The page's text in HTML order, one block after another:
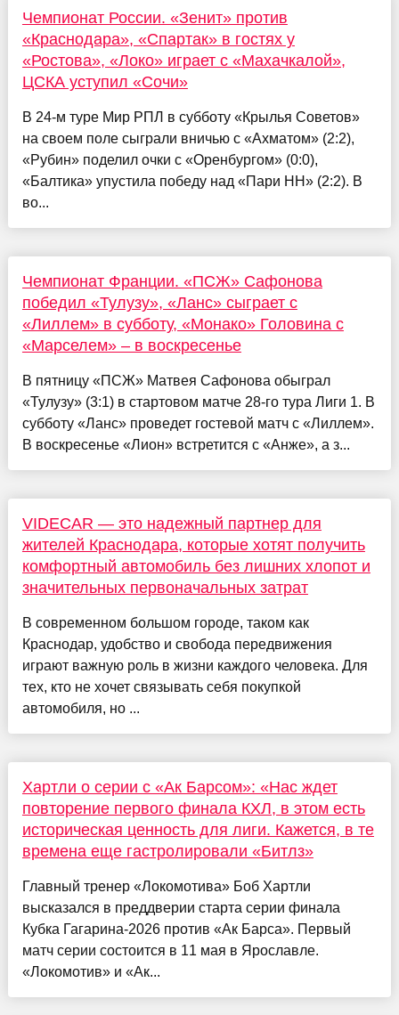
Чемпионат России. «Зенит» против
«Краснодара», «Спартак» в гостях у
«Ростова», «Локо» играет с «Махачкалой»,
ЦСКА уступил «Сочи»
В 24-м туре Мир РПЛ в субботу «Крылья Советов»
на своем поле сыграли вничью с «Ахматом» (2:2),
«Рубин» поделил очки с «Оренбургом» (0:0),
«Балтика» упустила победу над «Пари НН» (2:2). В
во...
Чемпионат Франции. «ПСЖ» Сафонова
победил «Тулузу», «Ланс» сыграет с
«Лиллем» в субботу, «Монако» Головина с
«Марселем» – в воскресенье
В пятницу «ПСЖ» Матвея Сафонова обыграл
«Тулузу» (3:1) в стартовом матче 28-го тура Лиги 1. В
субботу «Ланс» проведет гостевой матч с «Лиллем».
В воскресенье «Лион» встретится с «Анже», а з...
VIDECAR — это надежный партнер для
жителей Краснодара, которые хотят получить
комфортный автомобиль без лишних хлопот и
значительных первоначальных затрат
В современном большом городе, таком как
Краснодар, удобство и свобода передвижения
играют важную роль в жизни каждого человека. Для
тех, кто не хочет связывать себя покупкой
автомобиля, но ...
Хартли о серии с «Ак Барсом»: «Нас ждет
повторение первого финала КХЛ, в этом есть
историческая ценность для лиги. Кажется, в те
времена еще гастролировали «Битлз»
Главный тренер «Локомотива» Боб Хартли
высказался в преддверии старта серии финала
Кубка Гагарина-2026 против «Ак Барса». Первый
матч серии состоится в 11 мая в Ярославле.
«Локомотив» и «Ак...